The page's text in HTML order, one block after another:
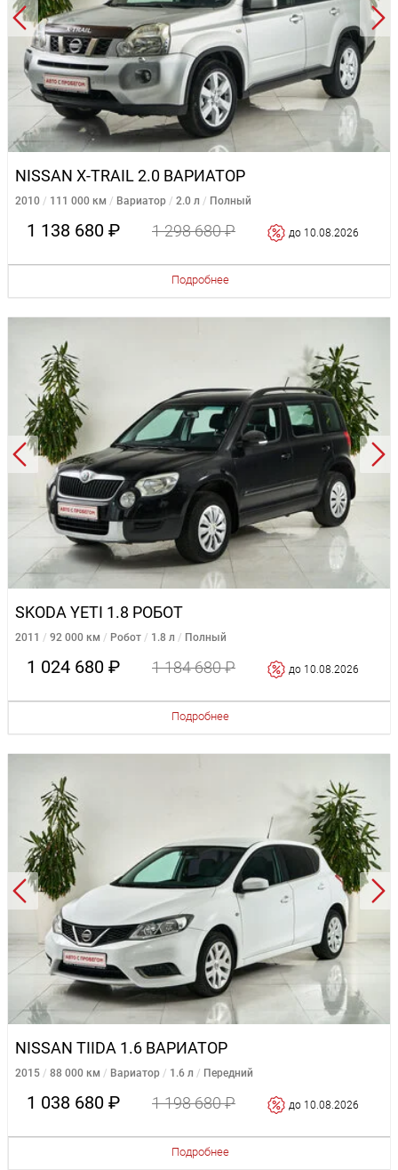
NISSAN X-TRAIL 2.0 ВАРИАТОР
2010 111 000 км Вариатор 2.0 л Полный
1 138 680 ₽ 1 298 680 ₽ до 10.08.2026
Подробнее
SKODA YETI 1.8 РОБОТ
2011 92 000 км Робот 1.8 л Полный
1 024 680 ₽ 1 184 680 ₽ до 10.08.2026
Подробнее
NISSAN TIIDA 1.6 ВАРИАТОР
2015 88 000 км Вариатор 1.6 л Передний
1 038 680 ₽ 1 198 680 ₽ до 10.08.2026
Подробнее